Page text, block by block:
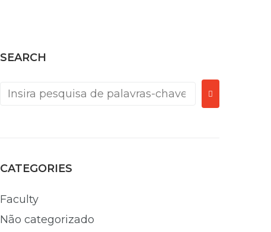
SEARCH
CATEGORIES
Faculty
Não categorizado